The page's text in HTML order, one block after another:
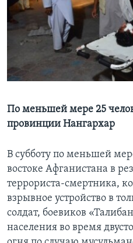
Learning English
СОЦИАЛЬНЫЕ СЕТИ
Языки
По меньшей мере 25
провинции Нангархар
В субботу по меньшей
востоке Афганистана в
террориста-смертника,
взрывное устройство в
солдат, боевиков
населения во время